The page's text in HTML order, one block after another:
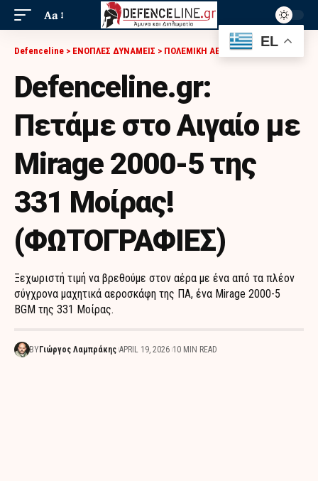
Aa
Defenceline > ΕΝΟΠΛΕΣ ΔΥΝΑΜΕΙΣ > ΠΟΛΕΜΙΚΗ ΑΕΡΟΠΟΡΙΑ
Defenceline.gr:
Πετάμε στο Αιγαίο με
Mirage 2000-5 της
331 Μοίρας!
(ΦΩΤΟΓΡΑΦΙΕΣ)
Ξεχωριστή τιμή να βρεθούμε στον αέρα με ένα από τα πλέον
σύγχρονα μαχητικά αεροσκάφη της ΠΑ, ένα Mirage 2000-5
BGM της 331 Μοίρας.
BY Γιώργος Λαμπράκης APRIL 19, 2026 10 MIN READ
EL